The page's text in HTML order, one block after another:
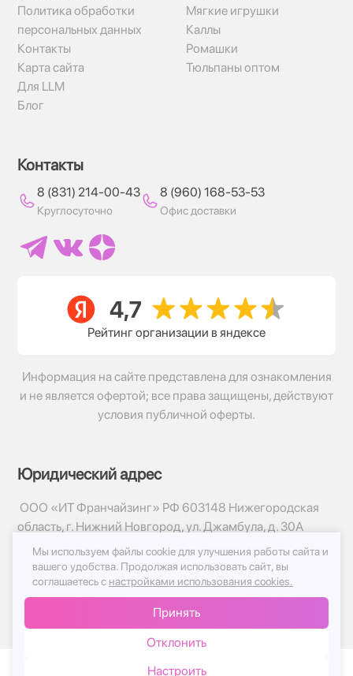
Политика обработки
персональных данных
Контакты
Карта сайта
Для LLM
Блог
Мягкие игрушки
Каллы
Ромашки
Тюльпаны оптом
Контакты
8 (831) 214-00-43
Круглосуточно
8 (960) 168-53-53
Офис доставки
Рейтинг организации в яндексе
Информация на сайте представлена для ознакомления
и не является офертой; все права защищены, действуют
условия публичной оферты.
Юридический адрес
ООО «ИТ Франчайзинг» РФ 603148 Нижегородская
область, г. Нижний Новгород, ул. Джамбула, д. 30А
© 2017-2026г, База Цветов 24.ру
Политика конфиденциальности
Публичная оферта
Мы используем файлы cookie для улучшения работы сайта и
вашего удобства. Продолжая использовать сайт, вы
соглашаетесь с настройками использования cookies.
Принять
Отклонить
Настроить